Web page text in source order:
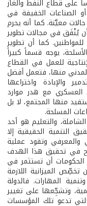
على قطاع النفط والغاز
أو الصناعات الخفيفة في
معيَّنة. كما أنه يحرم
يُنْفَق في مجالات تطوير
كما أن تطوير
يوجه قسماً كبيراً
للعمل في القطاع
منها، فتعمل أفضل
والإبادة واختراعها
العسكري مع هدر موارد
منها المجتمع، لا بل
المسلحة.
والتعليم هو أحد
التنمية الحقيقية إلا
والمعرفي وتقود عملية
في تحقيق هذا الهدف
الحكومات أن تستثمر في
الميزانية اللازمة
المهارات. فالدولة
وتشجِّعها على تغيير
تدعو تلك المؤسسات